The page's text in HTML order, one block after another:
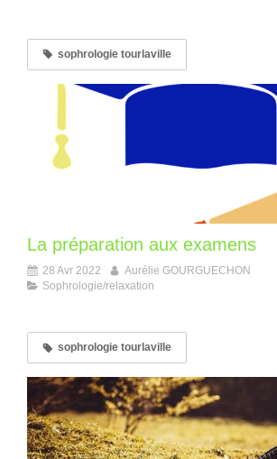
sophrologie tourlaville
La préparation aux examens
28 Avr 2022
Aurélie GOURGUECHON
Sophrologie/relaxation
sophrologie tourlaville